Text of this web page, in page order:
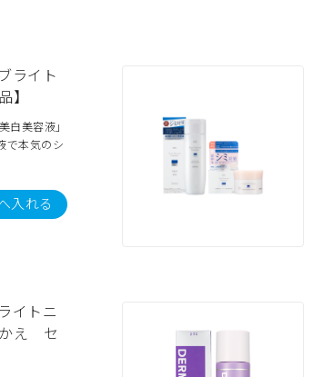
ライト
】
白美容液」
で本気のシ
入れる
イトニ
え セ